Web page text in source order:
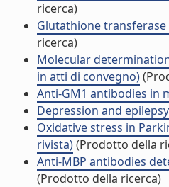
ricerca)
Glutathione
ricerca)
Molecular
in atti di convegno)
Anti-GM1 antibodies in
Depression and
Oxidative stress in
rivista)(Prodotto della
Anti-MBP antibodies
(Prodotto della ricerca)